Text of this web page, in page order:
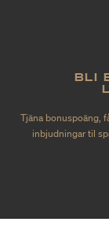
BLI
Tjäna bonuspoäng,
inbjudningar til